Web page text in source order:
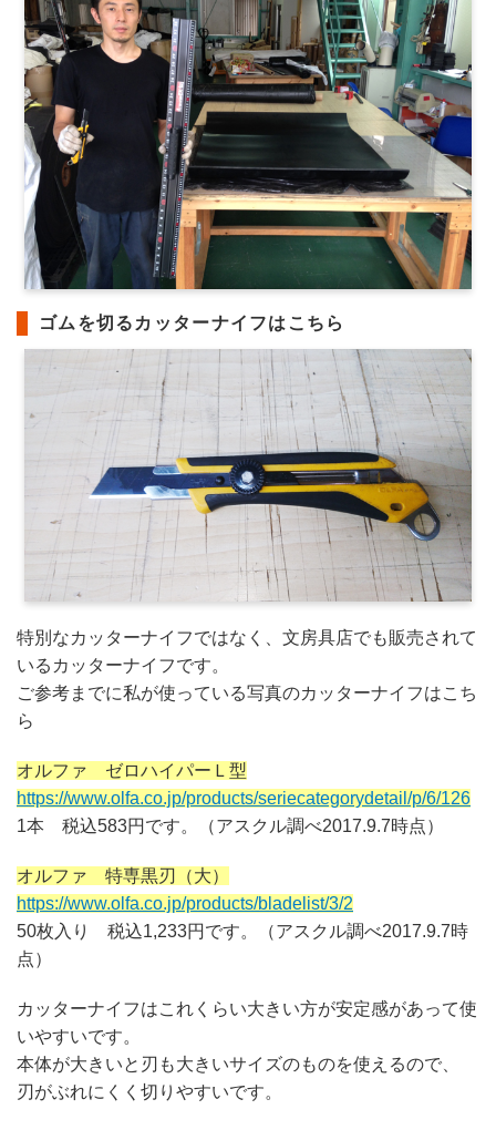
ゴムを切るカッターナイフはこちら
特別なカッターナイフではなく、文房具店でも販売されて
いるカッターナイフです。
ご参考までに私が使っている写真のカッターナイフはこち
ら
オルファ ゼロハイパーＬ型
https://www.olfa.co.jp/products/seriecategorydetail/p/6/126
1本 税込583円です。（アスクル調べ2017.9.7時点）
オルファ 特専黒刃（大）
https://www.olfa.co.jp/products/bladelist/3/2
50枚入り 税込1,233円です。（アスクル調べ2017.9.7時
点）
カッターナイフはこれくらい大きい方が安定感があって使
いやすいです。
本体が大きいと刃も大きいサイズのものを使えるので、
刃がぶれにくく切りやすいです。